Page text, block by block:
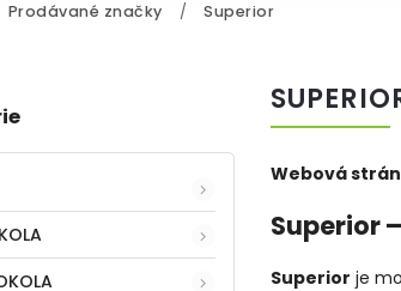
Prodávané značky / Superior
Webová
Superior
Superior je